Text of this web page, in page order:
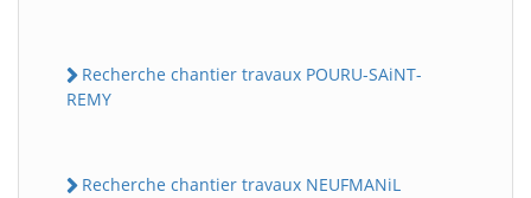
Recherche chantier travaux POURU-SAiNT-
REMY
Recherche chantier travaux NEUFMANiL